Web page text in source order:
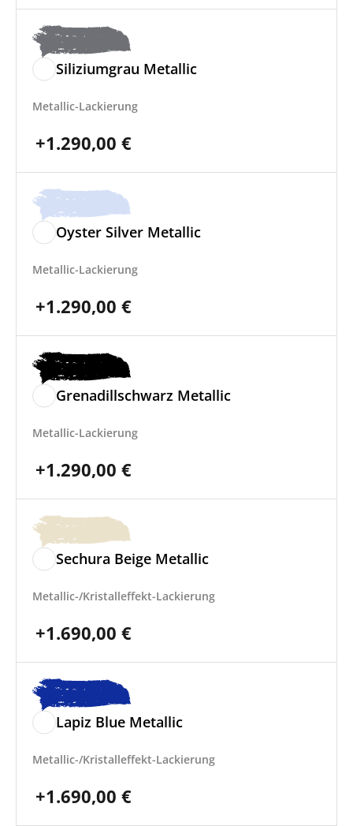
Siliziumgrau Metallic
Metallic-Lackierung
+1.290,00 €
Oyster Silver Metallic
Metallic-Lackierung
+1.290,00 €
Grenadillschwarz Metallic
Metallic-Lackierung
+1.290,00 €
Sechura Beige Metallic
Metallic-/Kristalleffekt-Lackierung
+1.690,00 €
Lapiz Blue Metallic
Metallic-/Kristalleffekt-Lackierung
+1.690,00 €